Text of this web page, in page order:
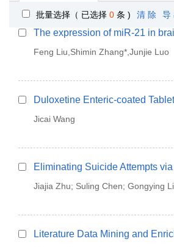
批量选择（ 已选择 0 条 ) 清 除 导
The expression of miR-21 in
Feng Liu,Shimin Zhang*,Junjie Luo
Duloxetine Enteric-coated
Jicai Wang
Eliminating Suicide Attempts
Jiajia Zhu; Suling Chen; Gongying
Literature Data Mining and